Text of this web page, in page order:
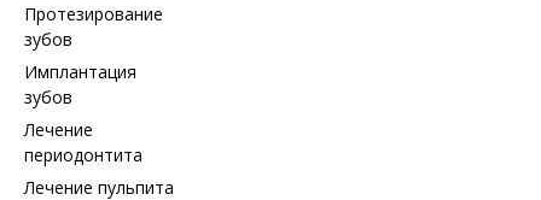
Протезирование
зубов
Имплантация
зубов
Лечение
периодонтита
Лечение пульпита